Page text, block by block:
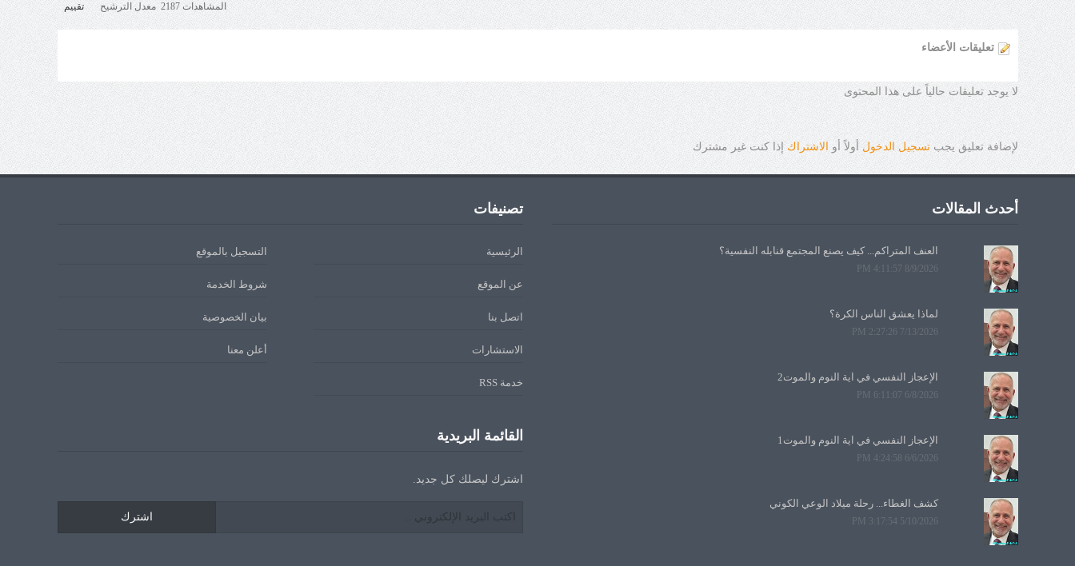
المشاهدات 2187 معدل الترشيح تقييم
تعليقات الأعضاء
لا يوجد تعليقات حالياً على هذا المحتوى
لإضافة تعليق يجبتسجيل الدخول أولاً أو الاشتراك إذا كنت غير مشترك
أحدث المقالات
العنف المتراكم... كيف يصنع المجتمع قنابله النفسية؟
8/9/2026 4:11:57 PM
لماذا يعشق الناس الكرة؟
7/13/2026 2:27:26 PM
الإعجاز النفسي في آية النوم والموت2
6/8/2026 6:11:07 PM
الإعجاز النفسي في آية النوم والموت1
6/6/2026 4:24:58 PM
كشف الغطاء... رحلة ميلاد الوعي الكوني
5/10/2026 3:17:54 PM
تصنيفات
الرئيسية التسجيل بالموقع
عن الموقع شروط الخدمة
اتصل بنا بيان الخصوصية
الاستشارات أعلن معنا
خدمة RSS
القائمة البريدية
اشترك ليصلك كل جديد.
اشترك